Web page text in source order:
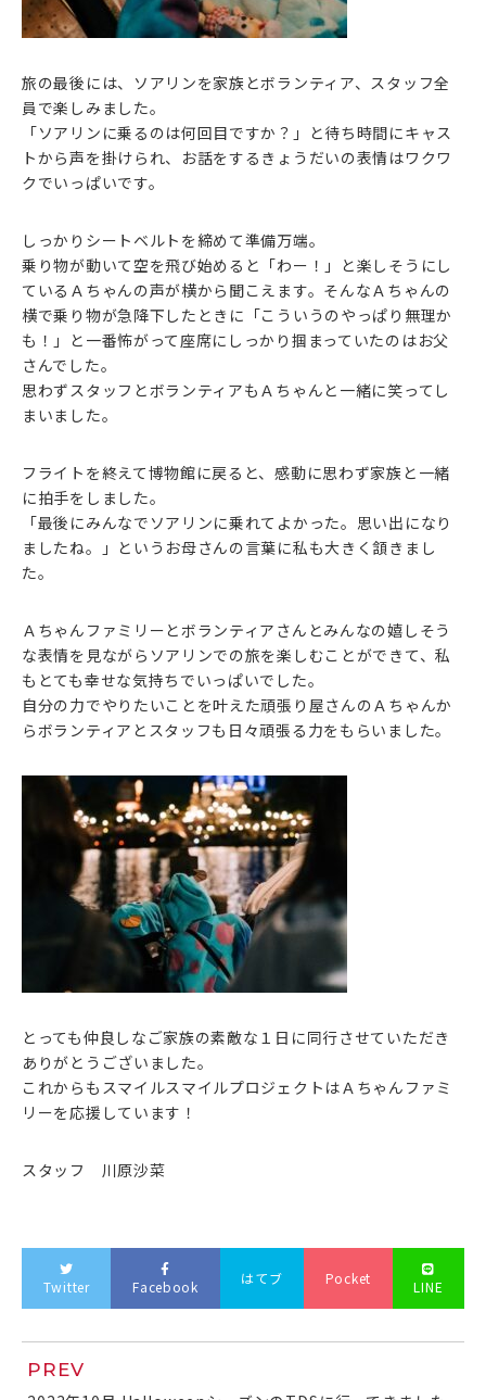
旅の最後には、ソアリンを家族とボランティア、スタッフ全
員で楽しみました。
「ソアリンに乗るのは何回目ですか？」と待ち時間にキャス
トから声を掛けられ、お話をするきょうだいの表情はワクワ
クでいっぱいです。
しっかりシートベルトを締めて準備万端。
乗り物が動いて空を飛び始めると「わー！」と楽しそうにし
ているＡちゃんの声が横から聞こえます。そんなＡちゃんの
横で乗り物が急降下したときに「こういうのやっぱり無理か
も！」と一番怖がって座席にしっかり掴まっていたのはお父
さんでした。
思わずスタッフとボランティアもＡちゃんと一緒に笑ってし
まいました。
フライトを終えて博物館に戻ると、感動に思わず家族と一緒
に拍手をしました。
「最後にみんなでソアリンに乗れてよかった。思い出になり
ましたね。」というお母さんの言葉に私も大きく頷きまし
た。
Ａちゃんファミリーとボランティアさんとみんなの嬉しそう
な表情を見ながらソアリンでの旅を楽しむことができて、私
もとても幸せな気持ちでいっぱいでした。
自分の力でやりたいことを叶えた頑張り屋さんのＡちゃんか
らボランティアとスタッフも日々頑張る力をもらいました。
とっても仲良しなご家族の素敵な１日に同行させていただき
ありがとうございました。
これからもスマイルスマイルプロジェクトはＡちゃんファミ
リーを応援しています！
スタッフ 川原沙菜
Twitter Facebook はてブ Pocket LINE
PREV